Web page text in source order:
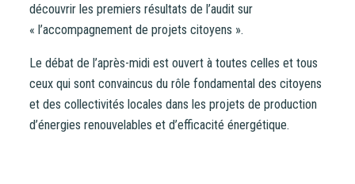
découvrir les premiers résultats de l’audit sur
« l’accompagnement de projets citoyens ».
Le débat de l’après-midi est ouvert à toutes celles et tous
ceux qui sont convaincus du rôle fondamental des citoyens
et des collectivités locales dans les projets de production
d’énergies renouvelables et d’efficacité énergétique.